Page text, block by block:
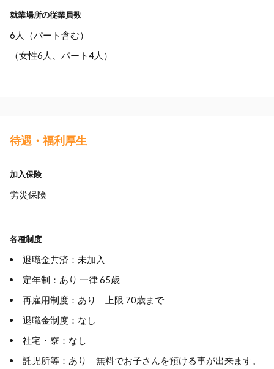
就業場所の従業員数
6人（パート含む）
（女性6人、パート4人）
待遇・福利厚生
加入保険
労災保険
各種制度
退職金共済：未加入
定年制：あり 一律 65歳
再雇用制度：あり 上限 70歳まで
退職金制度：なし
社宅・寮：なし
託児所等：あり 無料でお子さんを預ける事が出来ます。